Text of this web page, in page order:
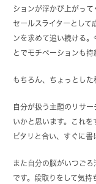
ションが浮かび上がっ
セールスライターとして
ンを求めて追い続ける
とでモチベーションも持
もちろん、ちょっとした
自分が扱う主題のリサ
いかと思います。これ
ピタリと合い、すぐに書
また自分の脳がいつご
です。段取りをして気持